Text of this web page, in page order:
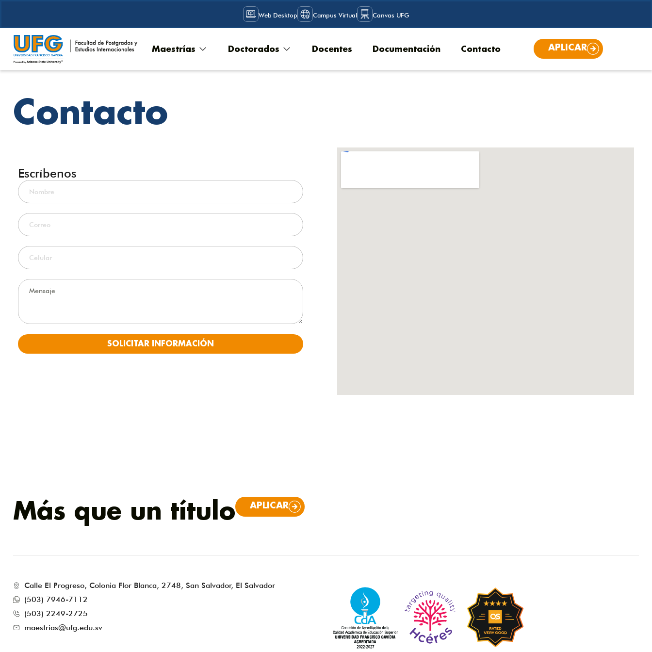
Web Desktop Campus Virtual Canvas UFG
Maestrías Doctorados Docentes Documentación Contacto APLICAR
Contacto
Escríbenos
SOLICITAR INFORMACIÓN
Más que un título APLICAR
Calle El Progreso, Colonia Flor Blanca, 2748, San Salvador, El Salvador
(503) 7946-7112
(503) 2249-2725
maestrias@ufg.edu.sv